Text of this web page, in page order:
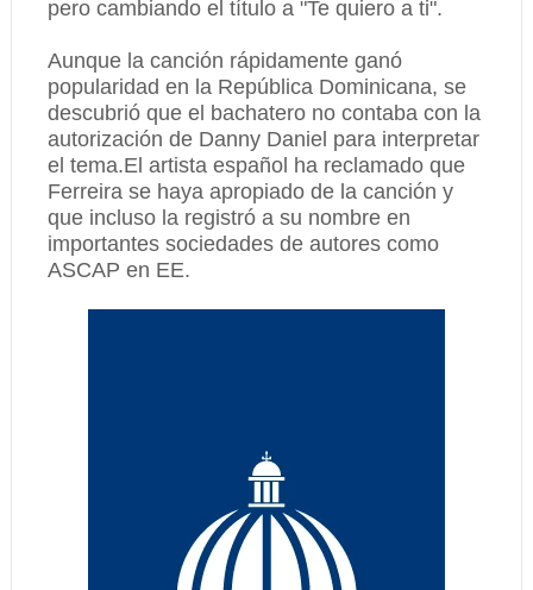
pero cambiando el título a "Te quiero a ti".
Aunque la canción rápidamente ganó
popularidad en la República Dominicana, se
descubrió que el bachatero no contaba con la
autorización de Danny Daniel para interpretar
el tema.El artista español ha reclamado que
Ferreira se haya apropiado de la canción y
que incluso la registró a su nombre en
importantes sociedades de autores como
ASCAP en EE.